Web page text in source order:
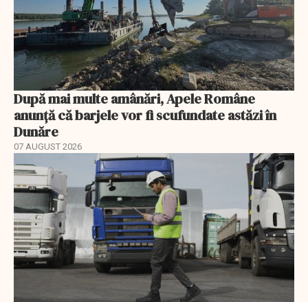
După mai multe amânări, Apele Române
anunță că barjele vor fi scufundate astăzi în
Dunăre
07 AUGUST 2026